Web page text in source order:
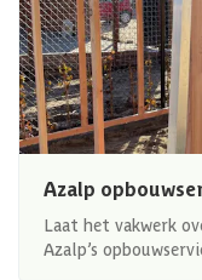
Azalp
Laat het vakwerk
Azalp’s